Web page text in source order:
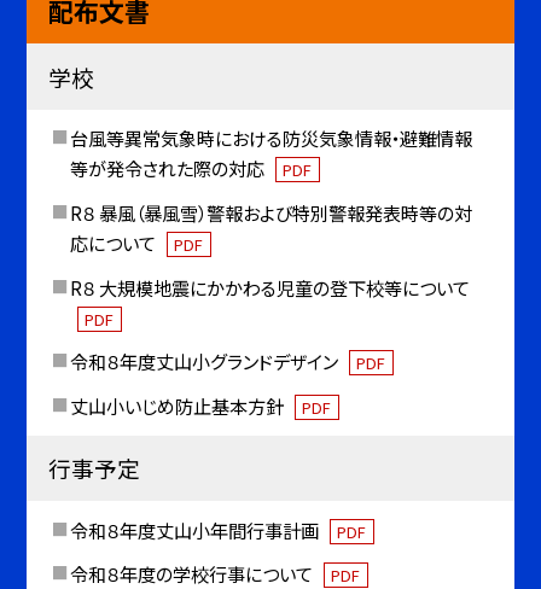
配布文書
学校
台風等異常気象時における防災気象情報・避難情報
等が発令された際の対応
PDF
R８ 暴風（暴風雪）警報および特別警報発表時等の対
応について
PDF
R８ 大規模地震にかかわる児童の登下校等について
PDF
令和８年度丈山小グランドデザイン PDF
丈山小いじめ防止基本方針 PDF
行事予定
令和８年度丈山小年間行事計画 PDF
令和８年度の学校行事について PDF